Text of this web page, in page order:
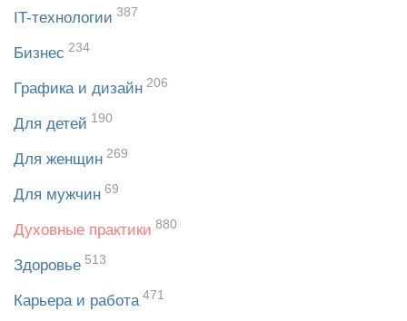
IT-технологии 387
Бизнес 234
Графика и дизайн 206
Для детей 190
Для женщин 269
Для мужчин 69
Духовные практики 880
Здоровье 513
Карьера и работа 471